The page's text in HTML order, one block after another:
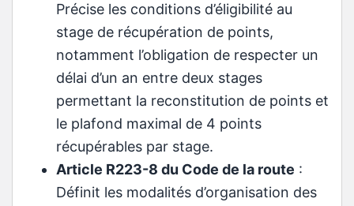
Précise les conditions d’éligibilité au
stage de récupération de points,
notamment l’obligation de respecter un
délai d’un an entre deux stages
permettant la reconstitution de points et
le plafond maximal de 4 points
récupérables par stage.
Article R223-8 du Code de la route :
Définit les modalités d’organisation des